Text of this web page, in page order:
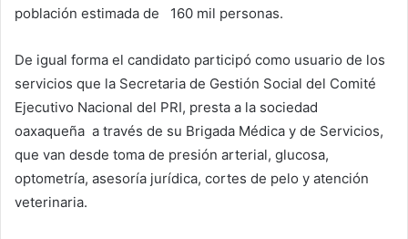
población estimada de 160 mil personas.
De igual forma el candidato participó como usuario de los
servicios que la Secretaria de Gestión Social del Comité
Ejecutivo Nacional del PRI, presta a la sociedad
oaxaqueña a través de su Brigada Médica y de Servicios,
que van desde toma de presión arterial, glucosa,
optometría, asesoría jurídica, cortes de pelo y atención
veterinaria.